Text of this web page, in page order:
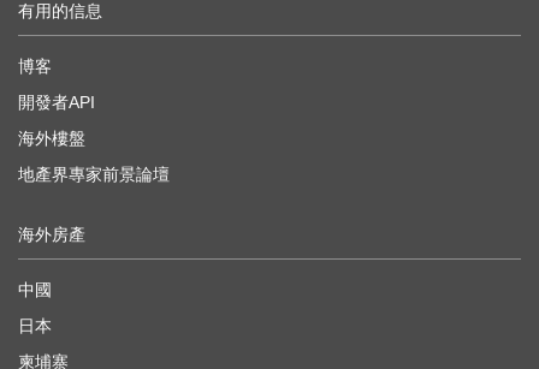
有用的信息
博客
開發者API
海外樓盤
地產界專家前景論壇
海外房產
中國
日本
柬埔寨